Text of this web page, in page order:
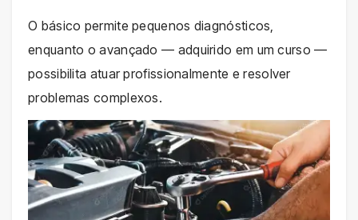
O básico permite pequenos diagnósticos,
enquanto o avançado — adquirido em um curso —
possibilita atuar profissionalmente e resolver
problemas complexos.